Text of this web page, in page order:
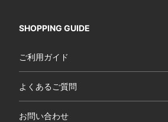
SHOPPING GUIDE
ご利用ガイド
よくあるご質問
お問い合わせ